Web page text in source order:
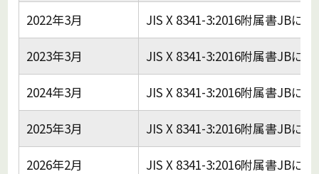
2022年3月 JIS X 8341-3:2016附属書JBに
2023年3月 JIS X 8341-3:2016附属書JBに
2024年3月 JIS X 8341-3:2016附属書JBに
2025年3月 JIS X 8341-3:2016附属書JBに
2026年2月 JIS X 8341-3:2016附属書JBに